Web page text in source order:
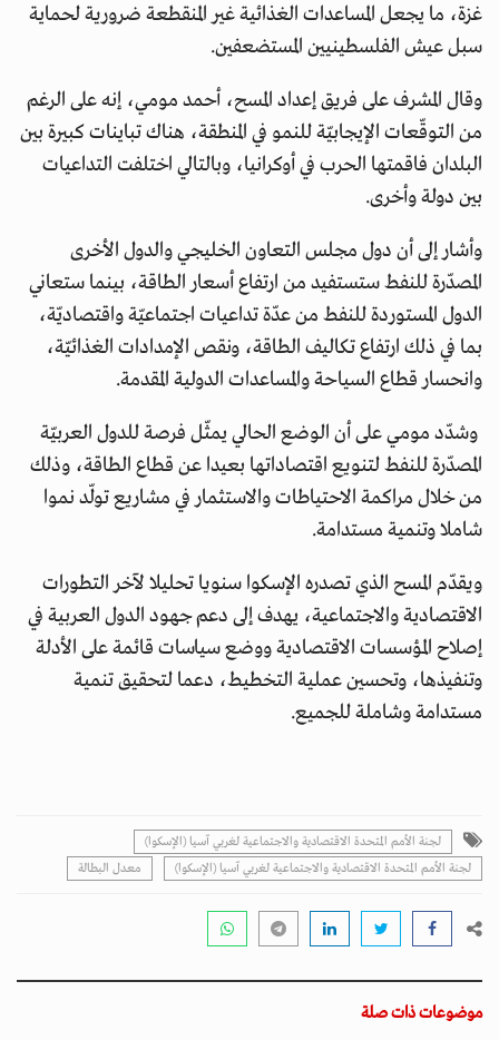
غزة، ما يجعل المساعدات الغذائية غير المنقطعة ضرورية لحماية
سبل عيش الفلسطينيين المستضعفين.
وقال المشرف على فريق إعداد المسح، أحمد مومي، إنه على الرغم
من التوقّعات الإيجابيّة للنمو في المنطقة، هناك تباينات كبيرة بين
البلدان فاقمتها الحرب في أوكرانيا، وبالتالي اختلفت التداعيات
بين دولة وأخرى.
وأشار إلى أن دول مجلس التعاون الخليجي والدول الأخرى
المصدّرة للنفط ستستفيد من ارتفاع أسعار الطاقة، بينما ستعاني
الدول المستوردة للنفط من عدّة تداعيات اجتماعيّة واقتصاديّة،
بما في ذلك ارتفاع تكاليف الطاقة، ونقص الإمدادات الغذائيّة،
وانحسار قطاع السياحة والمساعدات الدولية المقدمة.
وشدّد مومي على أن الوضع الحالي يمثّل فرصة للدول العربيّة
المصدّرة للنفط لتنويع اقتصاداتها بعيدا عن قطاع الطاقة، وذلك
من خلال مراكمة الاحتياطات والاستثمار في مشاريع تولّد نموا
شاملا وتنمية مستدامة.
ويقدّم المسح الذي تصدره الإسكوا سنويا تحليلا لآخر التطورات
الاقتصادية والاجتماعية، يهدف إلى دعم جهود الدول العربية في
إصلاح المؤسسات الاقتصادية ووضع سياسات قائمة على الأدلة
وتنفيذها، وتحسين عملية التخطيط، دعما لتحقيق تنمية
مستدامة وشاملة للجميع.
لجنة الأمم المتحدة الاقتصادية والاجتماعية لغربي آسيا (الإسكوا)
لجنة الأمم المتحدة الاقتصادية والاجتماعية لغربي آسيا (الإسكوا)
معدل البطالة
موضوعات ذات صلة